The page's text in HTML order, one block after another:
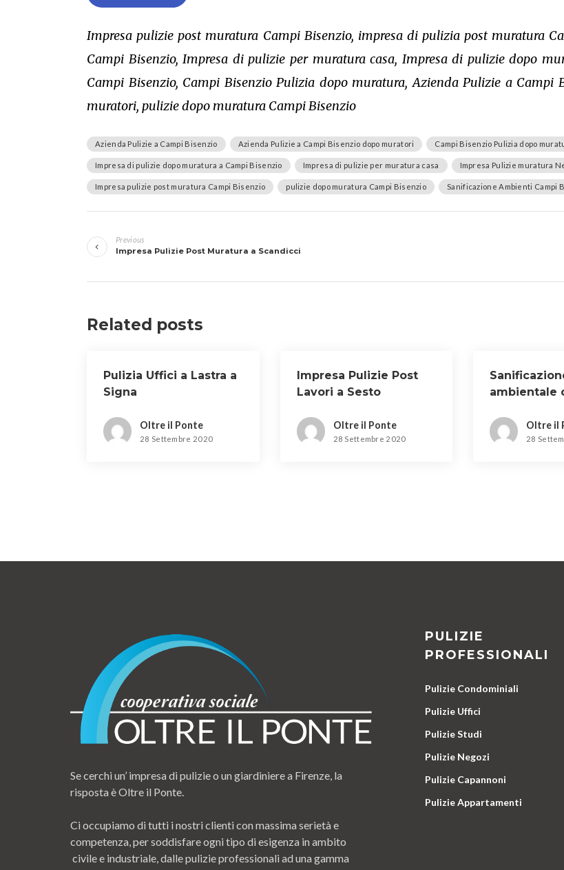
Impresa pulizie post muratura Campi Bisenzio, impresa di pulizia post muratura
Campi Bisenzio, Impresa di pulizie per muratura casa, Impresa di pulizie dopo
Campi Bisenzio, Campi Bisenzio Pulizia dopo muratura, Azienda Pulizie a Campi
muratori, pulizie dopo muratura Campi Bisenzio
Azienda Pulizie a Campi Bisenzio Azienda Pulizie a Campi Bisenzio dopo muratori Campi Bisenzio Pulizia dopo
Impresa di pulizie dopo muratura a Campi Bisenzio Impresa di pulizie per muratura casa Impresa Pulizie muratura
Impresa pulizie post muratura Campi Bisenzio pulizie dopo muratura Campi Bisenzio Sanificazione Ambienti Campi
articoli
Previous
Impresa Pulizie Post Muratura a Scandicci
Related posts
Pulizia Uffici a Lastra a
Signa
Oltre il Ponte
28 Settembre 2020
Impresa Pulizie Post
Lavori a Sesto
Oltre il Ponte
28 Settembre 2020
ambientale
Oltre il
28
Se cerchi un’ impresa di pulizie o un giardiniere a Firenze, la
risposta è Oltre il Ponte.
Ci occupiamo di tutti i nostri clienti con massima serietà e
competenza, per soddisfare ogni tipo di esigenza in ambito
civile e industriale, dalle pulizie professionali ad una gamma
PULIZIE
PROFESSIONALI
Pulizie Condominiali
Pulizie Uffici
Pulizie Studi
Pulizie Negozi
Pulizie Capannoni
Pulizie Appartamenti